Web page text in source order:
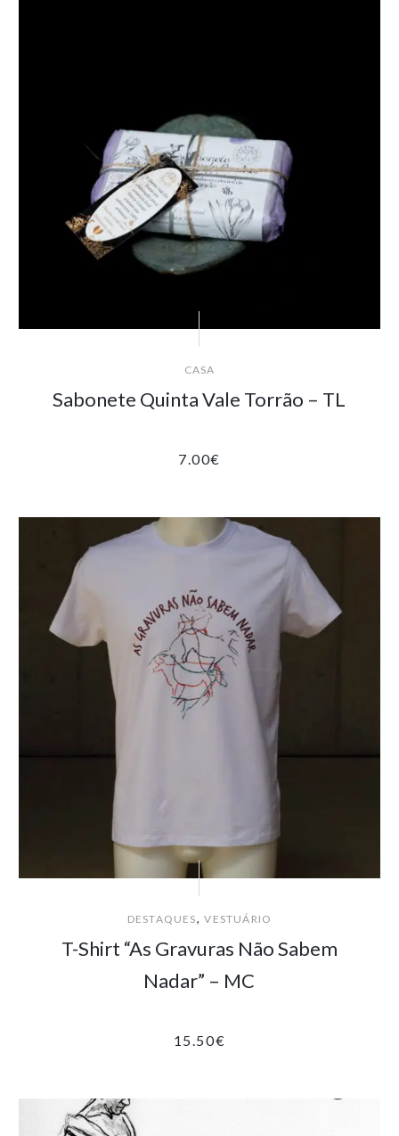
CASA
Sabonete Quinta Vale Torrão – TL
7.00€
DESTAQUES,VESTUÁRIO
T-Shirt “As Gravuras Não Sabem
Nadar” – MC
15.50€